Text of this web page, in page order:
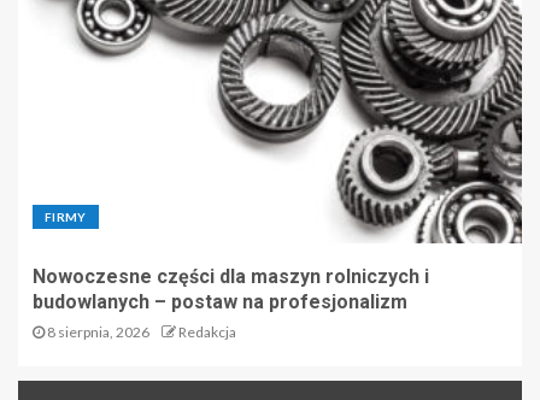
FIRMY
Nowoczesne części dla maszyn rolniczych i
budowlanych – postaw na profesjonalizm
8 sierpnia, 2026 Redakcja